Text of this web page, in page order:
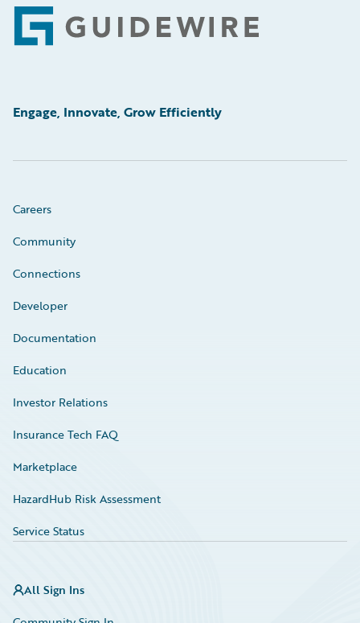
Footer
Engage, Innovate, Grow Efficiently
Careers
Community
Connections
Developer
Documentation
Education
Investor Relations
Insurance Tech FAQ
Marketplace
HazardHub Risk Assessment
Service Status
All Sign Ins